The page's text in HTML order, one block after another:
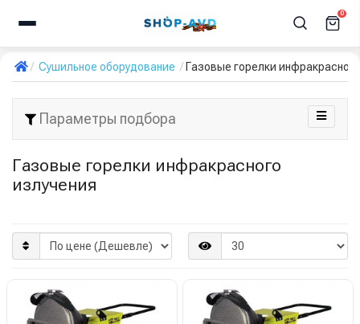
0
Сушильное оборудование Газовые горелки
Параметры подбора
Газовые горелки инфракрасного
излучения